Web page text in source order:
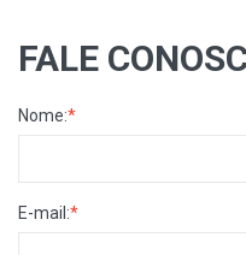
FALE
Nome:*
E-mail:*